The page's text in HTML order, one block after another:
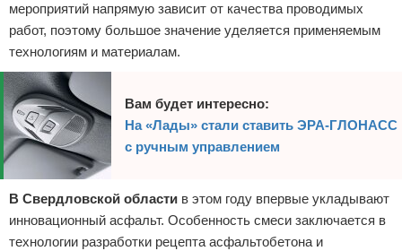
мероприятий напрямую зависит от качества проводимых
работ, поэтому большое значение уделяется применяемым
технологиям и материалам.
Вам будет интересно:
На «Лады» стали ставить ЭРА-ГЛОНАСС
с ручным управлением
В Свердловской области в этом году впервые укладывают
инновационный асфальт. Особенность смеси заключается в
технологии разработки рецепта асфальтобетона и